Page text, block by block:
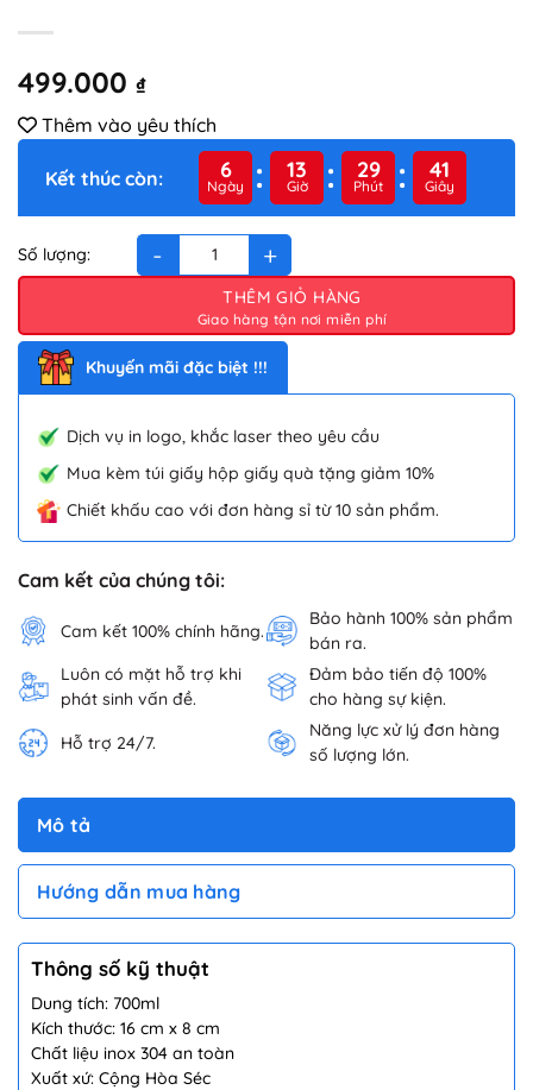
499.000 ₫
Kết thúc còn: 6
Ngày
13
Giờ
29
Phút
40
Giây
Bình đựng thức ăn giữ nhiệt 700ml EL-0691 số lượng
THÊM GIỎ HÀNG
Khuyến mãi đặc biệt !!!
Dịch vụ in logo, khắc laser theo yêu cầu
Mua kèm túi giấy hộp giấy quà tặng giảm 10%
Chiết khấu cao với đơn hàng sỉ từ 10 sản phẩm.
Cam kết của chúng tôi:
Cam kết 100% chính hãng.
Bảo hành 100% sản phẩm
bán ra.
Luôn có mặt hỗ trợ khi
phát sinh vấn đề.
Đảm bảo tiến độ 100%
cho hàng sự kiện.
Hỗ trợ 24/7.
Năng lực xử lý đơn hàng
số lượng lớn.
Thêm vào yêu thích
Mô tả
Hướng dẫn mua hàng
Thông số kỹ thuật
Dung tích: 700ml
Kích thước: 16 cm x 8 cm
Chất liệu inox 304 an toàn
Xuất xứ: Cộng Hòa Séc